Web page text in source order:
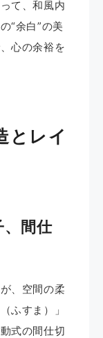
て、和風内
“余白”の美
心の余裕を
とレイ
、間仕
、空間の柔
ふすま）」
式の間仕切